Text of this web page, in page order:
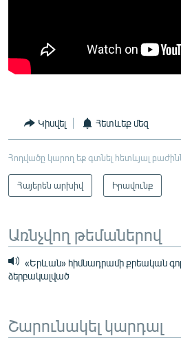
Կիսվել Հետևեք մեզ
Հոդվածը կարող եք գտնել հետևյալ
Հայերեն արխիվ Իրավունք
Առնչվող թեմաներով
«Երևան» հիմնադրամի քրեական
ձերբակալված
Շարունակել կարդալ